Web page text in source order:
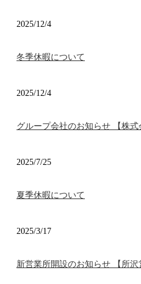
2025/12/4
冬季休暇について
2025/12/4
グループ会社のお知らせ 【株式
2025/7/25
夏季休暇について
2025/3/17
新営業所開設のお知らせ 【所沢